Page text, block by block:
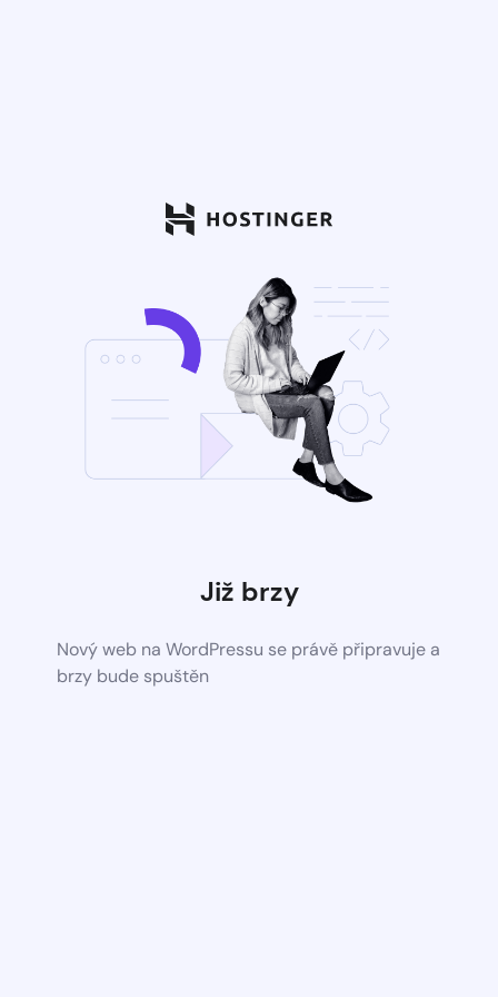
Již brzy
Nový web na WordPressu se právě připravuje a
brzy bude spuštěn